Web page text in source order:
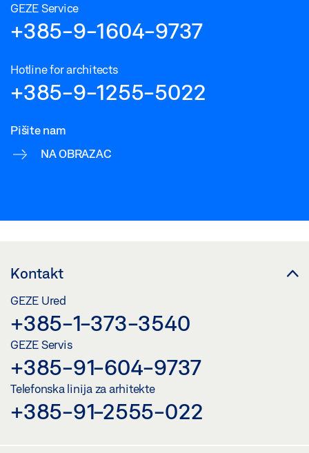
GEZE Service
+385-9-1604-9737
Hotline for architects
+385-9-1255-5022
Pišite nam
NA OBRAZAC
Kontakt
GEZE Ured
+385-1-373-3540
GEZE Servis
+385-91-604-9737
Telefonska linija za arhitekte
+385-91-2555-022